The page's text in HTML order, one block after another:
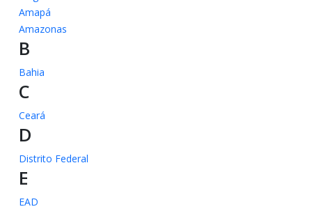
Amapá
Amazonas
B
Bahia
C
Ceará
D
Distrito Federal
E
EAD